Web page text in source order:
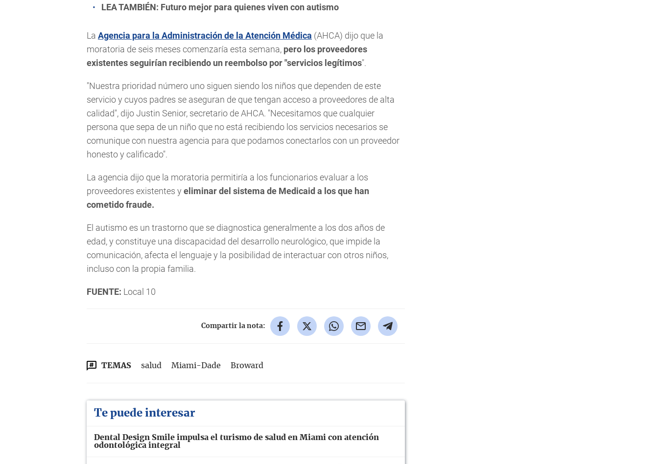
LEA TAMBIÉN: Futuro mejor para quienes viven con autismo
La Agencia para la Administración de la Atención Médica (AHCA) dijo que la
moratoria de seis meses comenzaría esta semana, pero los proveedores
existentes seguirían recibiendo un reembolso por "servicios legítimos".
"Nuestra prioridad número uno siguen siendo los niños que dependen de este
servicio y cuyos padres se aseguran de que tengan acceso a proveedores de alta
calidad", dijo Justin Senior, secretario de AHCA. "Necesitamos que cualquier
persona que sepa de un niño que no está recibiendo los servicios necesarios se
comunique con nuestra agencia para que podamos conectarlos con un proveedor
honesto y calificado".
La agencia dijo que la moratoria permitiría a los funcionarios evaluar a los
proveedores existentes y eliminar del sistema de Medicaid a los que han
cometido fraude.
El autismo es un trastorno que se diagnostica generalmente a los dos años de
edad, y constituye una discapacidad del desarrollo neurológico, que impide la
comunicación, afecta el lenguaje y la posibilidad de interactuar con otros niños,
incluso con la propia familia.
FUENTE: Local 10
Compartir la nota:
TEMAS salud Miami-Dade Broward
Te puede interesar
Dental Design Smile impulsa el turismo de salud en Miami con atención
odontológica integral